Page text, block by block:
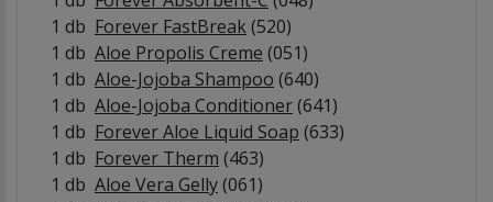
1 db Forever FastBreak(520)
1 db Aloe Propolis Creme (051)
1 db Aloe-Jojoba Shampoo (640)
1 db Aloe-Jojoba Conditioner(641)
1 db Forever Aloe Liquid Soap (633)
1 db Forever Therm (463)
1 db Aloe Vera Gelly(061)